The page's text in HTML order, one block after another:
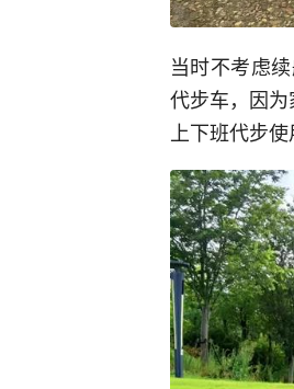
当时不考虑
代步车，因
上下班代步